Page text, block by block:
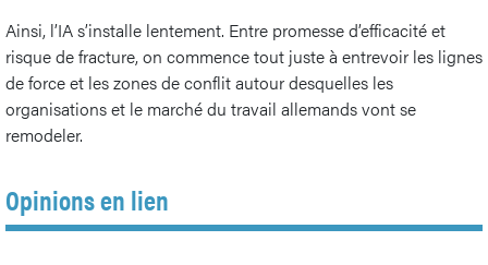
Ainsi, l’IA s’installe lentement. Entre promesse d’efficacité et
risque de fracture, on commence tout juste à entrevoir les lignes
de force et les zones de conflit autour desquelles les
organisations et le marché du travail allemands vont se
remodeler.
Opinions en lien